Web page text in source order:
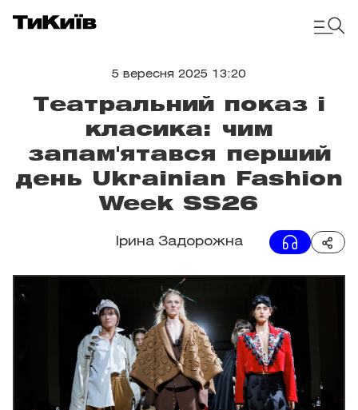
5 вересня 2025 13:20
Театральний показ і
класика: чим
запам'ятався перший
день Ukrainian Fashion
Week SS26
Ірина Задорожна